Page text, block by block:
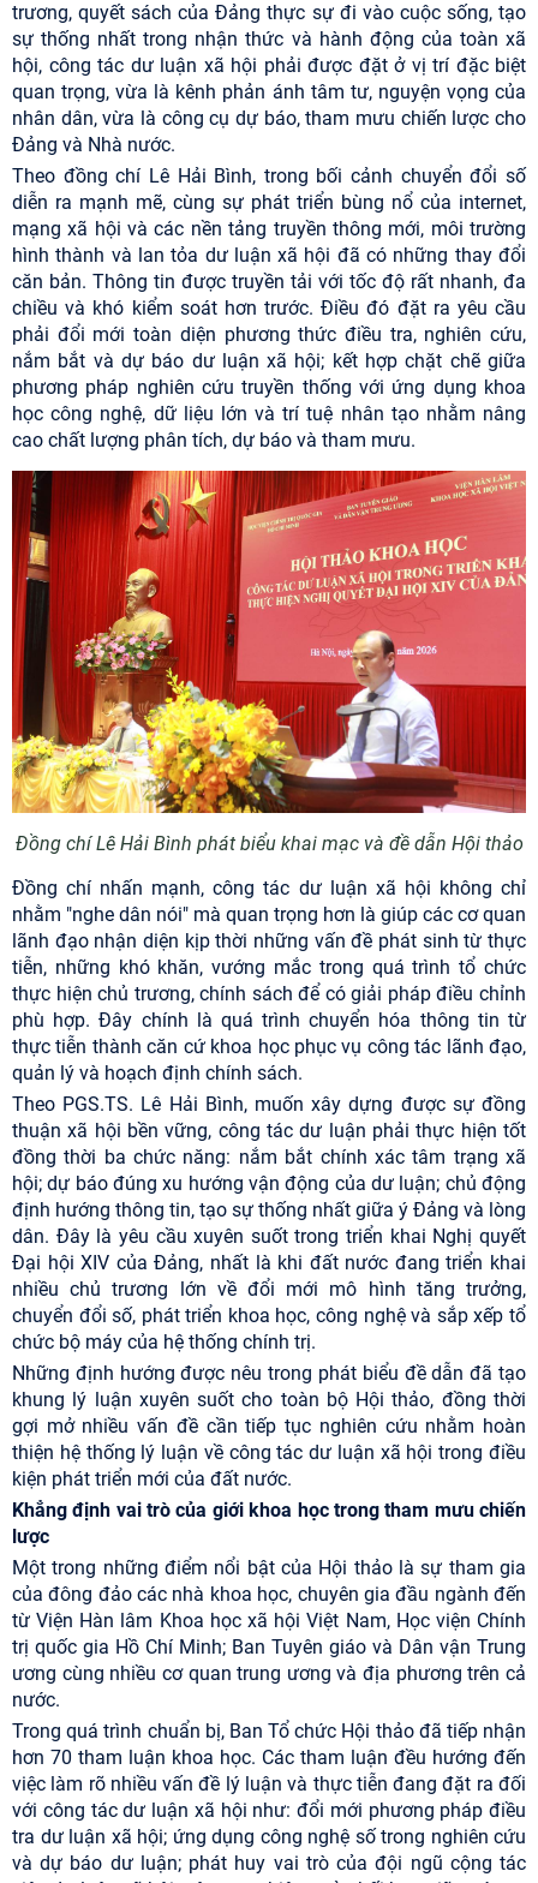
trương, quyết sách của Đảng thực sự đi vào cuộc sống, tạo
sự thống nhất trong nhận thức và hành động của toàn xã
hội, công tác dư luận xã hội phải được đặt ở vị trí đặc biệt
quan trọng, vừa là kênh phản ánh tâm tư, nguyện vọng của
nhân dân, vừa là công cụ dự báo, tham mưu chiến lược cho
Đảng và Nhà nước.
Theo đồng chí Lê Hải Bình, trong bối cảnh chuyển đổi số
diễn ra mạnh mẽ, cùng sự phát triển bùng nổ của internet,
mạng xã hội và các nền tảng truyền thông mới, môi trường
hình thành và lan tỏa dư luận xã hội đã có những thay đổi
căn bản. Thông tin được truyền tải với tốc độ rất nhanh, đa
chiều và khó kiểm soát hơn trước. Điều đó đặt ra yêu cầu
phải đổi mới toàn diện phương thức điều tra, nghiên cứu,
nắm bắt và dự báo dư luận xã hội; kết hợp chặt chẽ giữa
phương pháp nghiên cứu truyền thống với ứng dụng khoa
học công nghệ, dữ liệu lớn và trí tuệ nhân tạo nhằm nâng
cao chất lượng phân tích, dự báo và tham mưu.
Đồng chí Lê Hải Bình phát biểu khai mạc và đề dẫn Hội thảo
Đồng chí nhấn mạnh, công tác dư luận xã hội không chỉ
nhằm "nghe dân nói" mà quan trọng hơn là giúp các cơ quan
lãnh đạo nhận diện kịp thời những vấn đề phát sinh từ thực
tiễn, những khó khăn, vướng mắc trong quá trình tổ chức
thực hiện chủ trương, chính sách để có giải pháp điều chỉnh
phù hợp. Đây chính là quá trình chuyển hóa thông tin từ
thực tiễn thành căn cứ khoa học phục vụ công tác lãnh đạo,
quản lý và hoạch định chính sách.
Theo PGS.TS. Lê Hải Bình, muốn xây dựng được sự đồng
thuận xã hội bền vững, công tác dư luận phải thực hiện tốt
đồng thời ba chức năng: nắm bắt chính xác tâm trạng xã
hội; dự báo đúng xu hướng vận động của dư luận; chủ động
định hướng thông tin, tạo sự thống nhất giữa ý Đảng và lòng
dân. Đây là yêu cầu xuyên suốt trong triển khai Nghị quyết
Đại hội XIV của Đảng, nhất là khi đất nước đang triển khai
nhiều chủ trương lớn về đổi mới mô hình tăng trưởng,
chuyển đổi số, phát triển khoa học, công nghệ và sắp xếp tổ
chức bộ máy của hệ thống chính trị.
Những định hướng được nêu trong phát biểu đề dẫn đã tạo
khung lý luận xuyên suốt cho toàn bộ Hội thảo, đồng thời
gợi mở nhiều vấn đề cần tiếp tục nghiên cứu nhằm hoàn
thiện hệ thống lý luận về công tác dư luận xã hội trong điều
kiện phát triển mới của đất nước.
Khẳng định vai trò của giới khoa học trong tham mưu chiến
lược
Một trong những điểm nổi bật của Hội thảo là sự tham gia
của đông đảo các nhà khoa học, chuyên gia đầu ngành đến
từ Viện Hàn lâm Khoa học xã hội Việt Nam, Học viện Chính
trị quốc gia Hồ Chí Minh; Ban Tuyên giáo và Dân vận Trung
ương cùng nhiều cơ quan trung ương và địa phương trên cả
nước.
Trong quá trình chuẩn bị, Ban Tổ chức Hội thảo đã tiếp nhận
hơn 70 tham luận khoa học. Các tham luận đều hướng đến
việc làm rõ nhiều vấn đề lý luận và thực tiễn đang đặt ra đối
với công tác dư luận xã hội như: đổi mới phương pháp điều
tra dư luận xã hội; ứng dụng công nghệ số trong nghiên cứu
và dự báo dư luận; phát huy vai trò của đội ngũ cộng tác